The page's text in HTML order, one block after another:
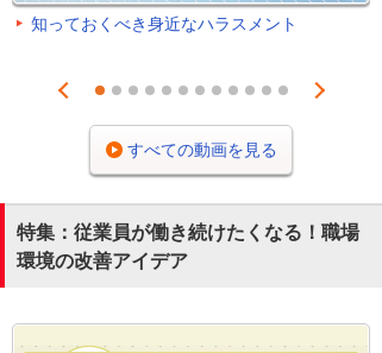
知っておくべき身近なハラスメント
Prev
1 2 3 4 5 6 7 8 9 101112
Next
すべての動画を見る
特集：従業員が働き続けたくなる！職場
環境の改善アイデア